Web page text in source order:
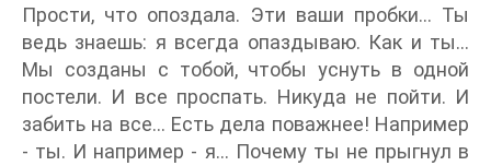
Прости, что опоздала. Эти ваши пробки... Ты
ведь знаешь: я всегда опаздываю. Как и ты…
Мы созданы с тобой, чтобы уснуть в одной
постели. И все проспать. Никуда не пойти. И
забить на все... Есть дела поважнее! Например
- ты. И например - я... Почему ты не прыгнул в